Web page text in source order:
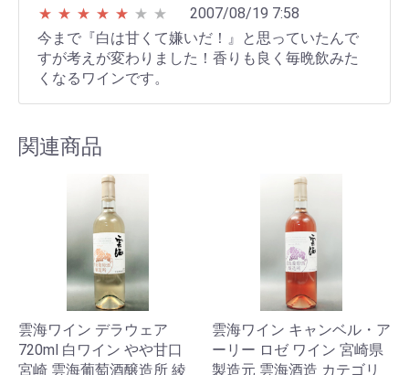
★ ★ ★ ★ ★ ★ ★
2007/08/19 7:58
今まで『白は甘くて嫌いだ！』と思っていたんで
すが考えが変わりました！香りも良く毎晩飲みた
くなるワインです。
関連商品
雲海ワイン デラウェア
720ml 白ワイン やや甘口
宮崎 雲海葡萄酒醸造所 綾
雲海ワイン キャンベル・ア
ーリー ロゼ ワイン 宮崎県
製造元 雲海酒造 カテゴリ